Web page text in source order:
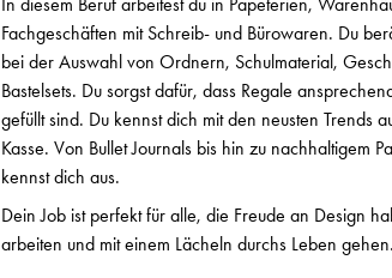
Fachgeschäften mit Schreib- und Bürowaren. Du
bei der Auswahl von Ordnern, Schulmaterial,
Bastelsets. Du sorgst dafür, dass Regale
gefüllt sind. Du kennst dich mit den neusten Trends
Kasse. Von Bullet Journals bis hin zu nachhaltigem
kennst dich aus.
Dein Job ist perfekt für alle, die Freude an Design
arbeiten und mit einem Lächeln durchs Leben gehen.